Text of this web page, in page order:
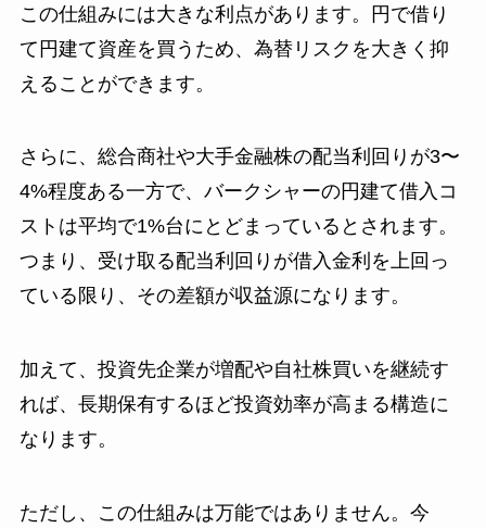
この仕組みには大きな利点があります。円で借り
て円建て資産を買うため、為替リスクを大きく抑
えることができます。
さらに、総合商社や大手金融株の配当利回りが3〜
4%程度ある一方で、バークシャーの円建て借入コ
ストは平均で1%台にとどまっているとされます。
つまり、受け取る配当利回りが借入金利を上回っ
ている限り、その差額が収益源になります。
加えて、投資先企業が増配や自社株買いを継続す
れば、長期保有するほど投資効率が高まる構造に
なります。
ただし、この仕組みは万能ではありません。今